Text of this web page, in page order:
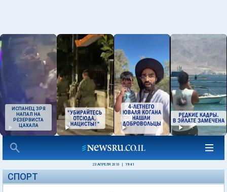
ИСПАНЕЦ ЗРЯ
НАПАЛ НА
РЕЗЕРВИСТА
ЦАХАЛА
23 АПРЕЛЯ 2010 19:41
СПОРТ